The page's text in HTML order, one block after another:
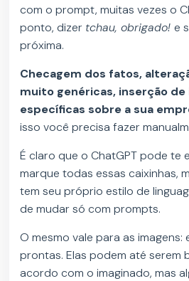
com o prompt, muitas vezes o
ponto, dizer tchau, obrigado!e
próxima.
Checagem dos fatos,
muito genéricas, inserção
específicas sobre a sua
isso você precisa fazer
É claro que o ChatGPT pode te
marque todas essas caixinhas,
tem seu próprio estilo de
de mudar só com prompts.
O mesmo vale para as imagens:
prontas. Elas podem até serem
acordo com o imaginado, mas